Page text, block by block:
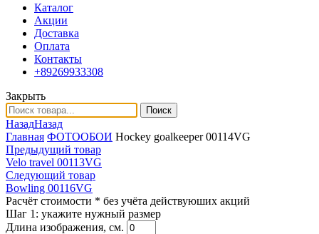
Каталог
Акции
Доставка
Оплата
Контакты
+89269933308
Закрыть
Поиск
НазадНазад
Главная ФОТООБОИ Hockey goalkeeper 00114VG
Предыдущий товар
Velo travel 00113VG
Следующий товар
Bowling 00116VG
Расчёт стоимости * без учёта действуюших акций
Шаг 1: укажите нужный размер
Длина изображения, см.